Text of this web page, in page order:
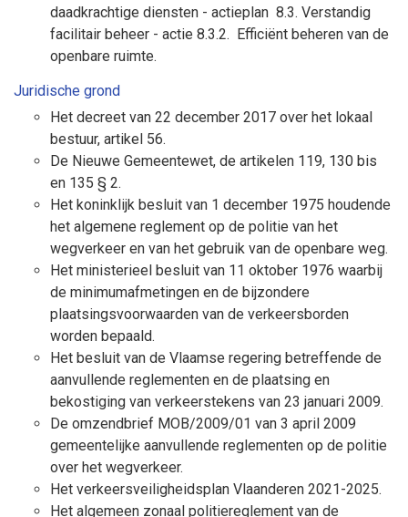
daadkrachtige diensten - actieplan 8.3. Verstandig
facilitair beheer - actie 8.3.2. Efficiënt beheren van de
openbare ruimte.
Juridische grond
Het decreet van 22 december 2017 over het lokaal
bestuur, artikel 56.
De Nieuwe Gemeentewet, de artikelen 119, 130 bis
en 135 § 2.
Het koninklijk besluit van 1 december 1975 houdende
het algemene reglement op de politie van het
wegverkeer en van het gebruik van de openbare weg.
Het ministerieel besluit van 11 oktober 1976 waarbij
de minimumafmetingen en de bijzondere
plaatsingsvoorwaarden van de verkeersborden
worden bepaald.
Het besluit van de Vlaamse regering betreffende de
aanvullende reglementen en de plaatsing en
bekostiging van verkeerstekens van 23 januari 2009.
De omzendbrief MOB/2009/01 van 3 april 2009
gemeentelijke aanvullende reglementen op de politie
over het wegverkeer.
Het verkeersveiligheidsplan Vlaanderen 2021-2025.
Het algemeen zonaal politiereglement van de